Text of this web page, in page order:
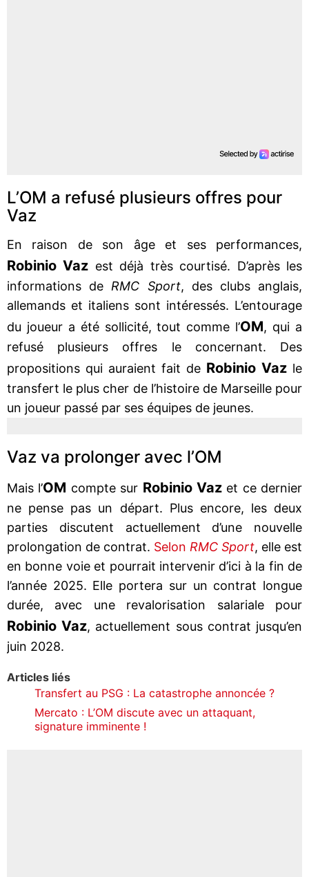
L’OM a refusé plusieurs offres pour
Vaz
En raison de son âge et ses performances,
Robinio Vaz est déjà très courtisé. D’après les
informations de RMC Sport, des clubs anglais,
allemands et italiens sont intéressés. L’entourage
du joueur a été sollicité, tout comme l’OM, qui a
refusé plusieurs offres le concernant. Des
propositions qui auraient fait de Robinio Vaz le
transfert le plus cher de l’histoire de Marseille pour
un joueur passé par ses équipes de jeunes.
Vaz va prolonger avec l’OM
Mais l’OM compte sur Robinio Vazet ce dernier
ne pense pas un départ. Plus encore, les deux
parties discutent actuellement d’une nouvelle
prolongation de contrat. Selon RMC Sport, elle est
en bonne voie et pourrait intervenir d’ici à la fin de
l’année 2025. Elle portera sur un contrat longue
durée, avec une revalorisation salariale pour
Robinio Vaz, actuellement sous contrat jusqu’en
juin 2028.
Articles liés
Transfert au PSG : La catastrophe annoncée ?
Mercato : L’OM discute avec un attaquant,
signature imminente !